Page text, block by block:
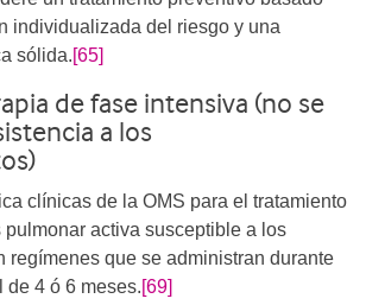
individualizada del riesgo y una
sólida.[65]
de fase intensiva (no se
a los
clínicas de la OMS para el tratamiento
activa susceptible a los
regímenes que se administran durante
de 4 ó 6 meses.[69]